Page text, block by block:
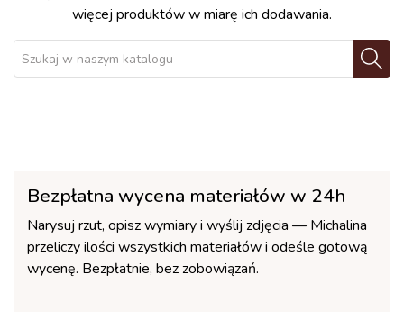
więcej produktów w miarę ich dodawania.
Bezpłatna wycena materiałów w 24h
Narysuj rzut, opisz wymiary i wyślij zdjęcia — Michalina
przeliczy ilości wszystkich materiałów i odeśle gotową
wycenę. Bezpłatnie, bez zobowiązań.